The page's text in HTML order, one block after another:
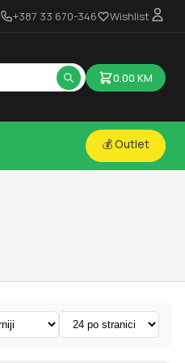
+387 33 670-346 Wishlist
0.00 KM
💰 Outlet